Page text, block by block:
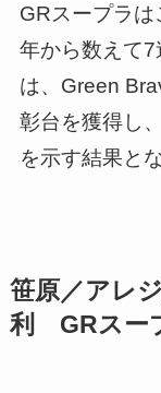
GRスープラ
年から数えて
は、Green
彰台を獲得し
を示す結果と
笹原／アレ
利 GRスー